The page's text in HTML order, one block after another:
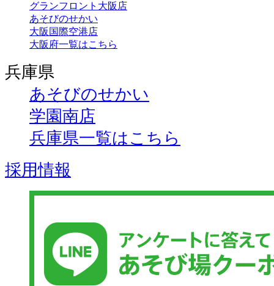
グランフロント大阪店
あそびのせかい
大阪国際空港店
大阪府一覧はこちら
兵庫県
あそびのせかい
学園南店
兵庫県一覧はこちら
採用情報